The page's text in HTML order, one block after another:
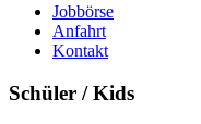
Jobbörse
Anfahrt
Kontakt
Schüler / Kids